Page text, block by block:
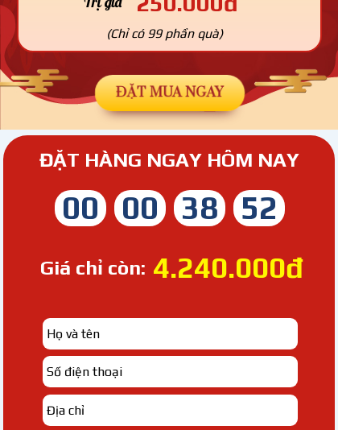
(Chỉ có 99 phần quà)
ĐẶT MUA NGAY
ĐẶT HÀNG NGAY HÔM NAY
00 00 38 48
Giá chỉ còn: 4.240.000đ